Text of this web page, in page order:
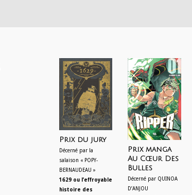
Prix du jury
Décerné par la
salaison « POPY-
BERNAUDEAU »
1629 ou l’effroyable
histoire des
Prix manga
Au Cœur Des
Bulles
Décerné par QUINOA
D’ANJOU